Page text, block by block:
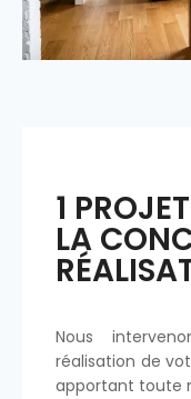
1
LA
Nous
réalisation de
apportant toute